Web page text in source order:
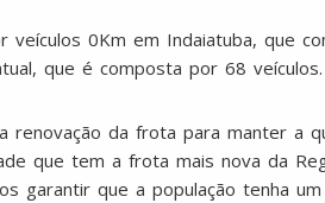
0Km em Indaiatuba, que
que é composta por 68 veículos.
da frota para manter a
que tem a frota mais nova da
garantir que a população tenha